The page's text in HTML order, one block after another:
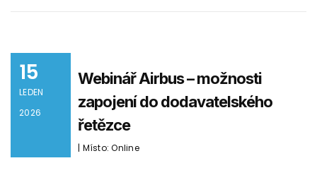
15
LEDEN
2026
Webinář Airbus – možnosti
zapojení do dodavatelského
řetězce
| Místo: Online